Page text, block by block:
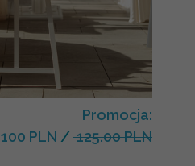
Promocja:
100 PLN / 125.00 PLN